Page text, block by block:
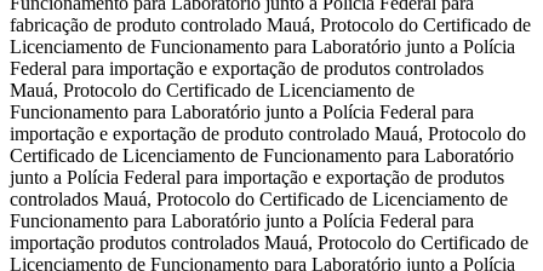
fabricação de produto controlado Mauá, Protocolo do Certificado de
Licenciamento de Funcionamento para Laboratório junto a Polícia
Federal para importação e exportação de produtos controlados
Mauá, Protocolo do Certificado de Licenciamento de
Funcionamento para Laboratório junto a Polícia Federal para
importação e exportação de produto controlado Mauá, Protocolo do
Certificado de Licenciamento de Funcionamento para Laboratório
junto a Polícia Federal para importação e exportação de produtos
controlados Mauá, Protocolo do Certificado de Licenciamento de
Funcionamento para Laboratório junto a Polícia Federal para
importação produtos controlados Mauá, Protocolo do Certificado de
Licenciamento de Funcionamento para Laboratório junto a Polícia